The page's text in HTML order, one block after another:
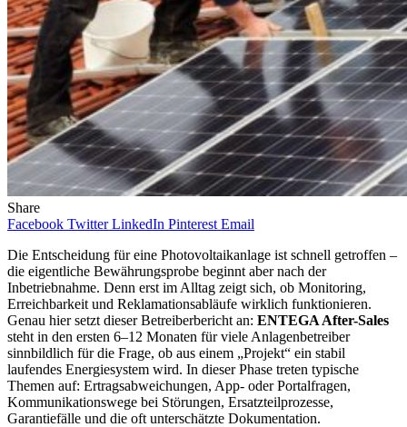
Share
Facebook Twitter LinkedIn Pinterest Email
Die Entscheidung für eine Photovoltaikanlage ist schnell getroffen –
die eigentliche Bewährungsprobe beginnt aber nach der
Inbetriebnahme. Denn erst im Alltag zeigt sich, ob Monitoring,
Erreichbarkeit und Reklamationsabläufe wirklich funktionieren.
Genau hier setzt dieser Betreiberbericht an: ENTEGA After-Sales
steht in den ersten 6–12 Monaten für viele Anlagenbetreiber
sinnbildlich für die Frage, ob aus einem „Projekt“ ein stabil
laufendes Energiesystem wird. In dieser Phase treten typische
Themen auf: Ertragsabweichungen, App- oder Portalfragen,
Kommunikationswege bei Störungen, Ersatzteilprozesse,
Garantiefälle und die oft unterschätzte Dokumentation.